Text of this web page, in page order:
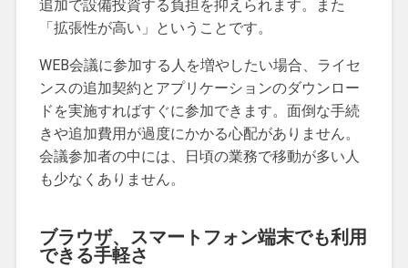
追加で設備投資する負担を抑えられます。また
「拡張性が高い」ということです。
WEB会議に参加する人を増やしたい場合、ライセ
ンスの追加契約とアプリケーションのダウンロー
ドを実施すればすぐに参加できます。面倒な手続
きや追加費用が過度にかかる心配がありません。
会議参加者の中には、日頃の業務で移動が多い人
も少なくありません。
ブラウザ、スマートフォン端末でも利用
できる手軽さ